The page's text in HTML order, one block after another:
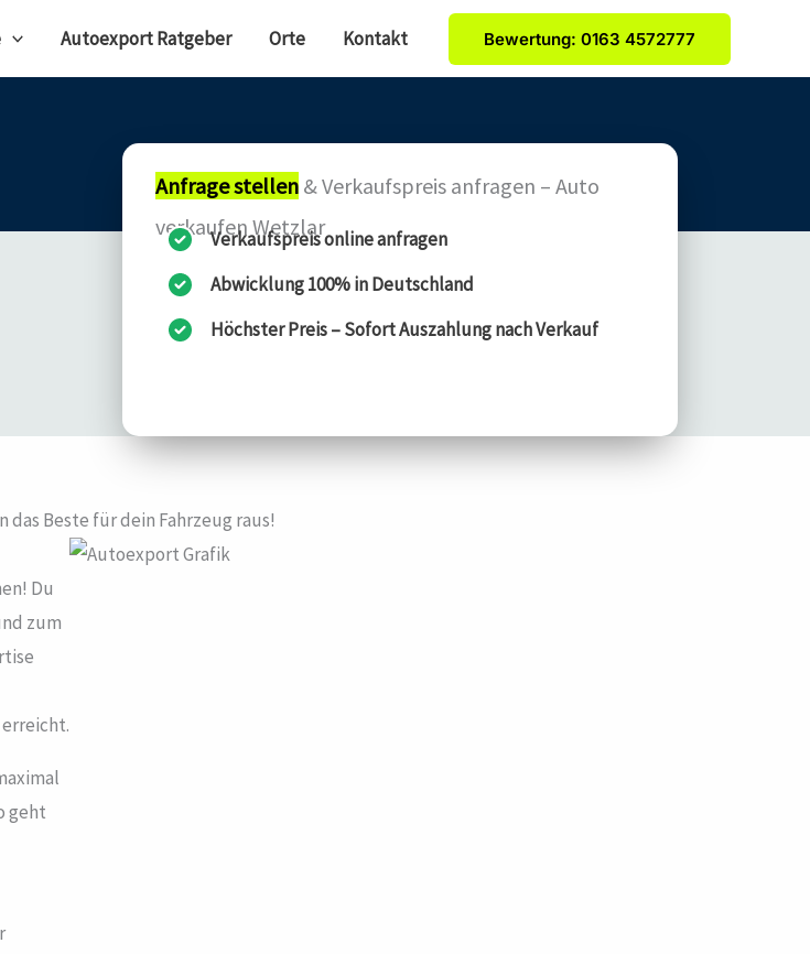
Autoexport Ratgeber Orte Kontakt Bewertung: 0163 4572777
Anfrage stellen & Verkaufspreis anfragen – Auto
verkaufen Wetzlar
Verkaufspreis online anfragen
Abwicklung 100% in Deutschland
Höchster Preis – Sofort Auszahlung nach Verkauf
Beste für dein Fahrzeug raus!
Du
zum
geht